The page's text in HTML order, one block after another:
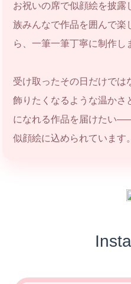
お祝いの席で似顔絵を披露
族みんなで作品を囲んで楽
ら、一筆一筆丁寧に制作し
受け取ったその日だけでは
飾りたくなるような温かさ
になれる作品を届けたい
似顔絵に込められています。